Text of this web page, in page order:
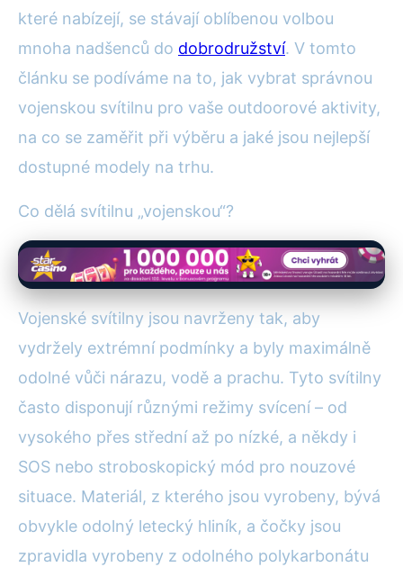
které nabízejí, se stávají oblíbenou volbou
mnoha nadšenců do dobrodružství. V tomto
článku se podíváme na to, jak vybrat správnou
vojenskou svítilnu pro vaše outdoorové aktivity,
na co se zaměřit při výběru a jaké jsou nejlepší
dostupné modely na trhu.
Co dělá svítilnu „vojenskou“?
Vojenské svítilny jsou navrženy tak, aby
vydržely extrémní podmínky a byly maximálně
odolné vůči nárazu, vodě a prachu. Tyto svítilny
často disponují různými režimy svícení – od
vysokého přes střední až po nízké, a někdy i
SOS nebo stroboskopický mód pro nouzové
situace. Materiál, z kterého jsou vyrobeny, bývá
obvykle odolný letecký hliník, a čočky jsou
zpravidla vyrobeny z odolného polykarbonátu